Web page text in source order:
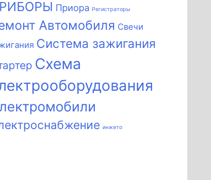
Приора Регистраторы
Автомобиля Свечи
Система зажигания
Схема
инжето